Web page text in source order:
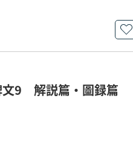
9 解説篇・圖録篇